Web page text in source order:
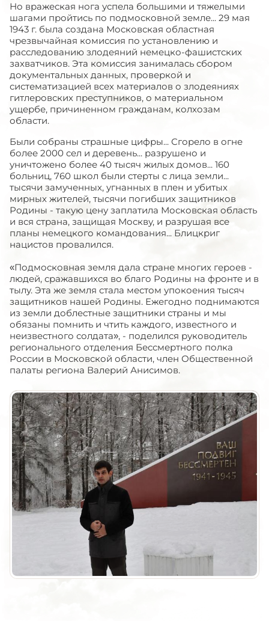
Но вражеская нога успела большими и тяжелыми
шагами пройтись по подмосковной земле... 29 мая
1943 г. была создана Московская областная
чрезвычайная комиссия по установлению и
расследованию злодеяний немецко-фашистских
захватчиков. Эта комиссия занималась сбором
документальных данных, проверкой и
систематизацией всех ма­териалов о злодеяниях
гитлеровских преступни­ков, о материальном
ущербе, причиненном гражданам, колхозам
области.
Были собраны страшные цифры... Сгорело в огне
более 2000 сел и деревень... разрушено и
уничтожено более 40 тысяч жилых домов... 160
больниц, 760 школ были стерты с лица земли...
тысячи замученных, угнанных в плен и убитых
мирных жителей, тысячи погибших защитников
Родины - такую цену заплатила Московская область
и вся страна, защищая Москву, и разрушая все
планы немецкого командования... Блицкриг
нацистов провалился.
«Подмосковная земля дала стране многих героев -
людей, сражавшихся во благо Родины на фронте и в
тылу. Эта же земля стала местом упокоения тысяч
защитников нашей Родины. Ежегодно поднимаются
из земли доблестные защитники страны и мы
обязаны помнить и чтить каждого, известного и
неизвестного солдата», - поделился руководитель
регионального отделения Бессмертного полка
России в Московской области, член Общественной
палаты региона Валерий Анисимов.